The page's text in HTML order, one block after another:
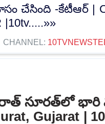
చేసింది -కేటీఆర్ |
|10tv.....»»
CHANNEL:
సూరత్‌లో భారి
Gujarat |